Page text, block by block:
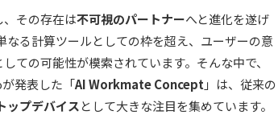
その存在は不可視のパートナーへと進化を遂げ
る計算ツールとしての枠を超え、ユーザーの意
しての可能性が模索されています。そんな中で、
発表した「AI Workmate Concept 」は、従来の
ップデバイスとして大きな注目を集めています。